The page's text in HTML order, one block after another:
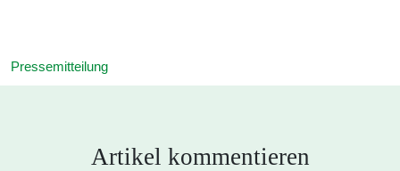
Pressemitteilung
Artikel kommentieren